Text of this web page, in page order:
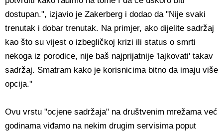
dostupan.", izjavio je Zakerberg i dodao da "Nije svaki
trenutak i dobar trenutak. Na primjer, ako dijelite sadržaj
kao što su vijest o izbegličkoj krizi ili status o smrti
nekoga iz porodice, nije baš najprijatnije 'lajkovati' takav
sadržaj. Smatram kako je korisnicima bitno da imaju više
opcija."
Ovu vrstu "ocjene sadržaja" na društvenim mrežama već
godinama viđamo na nekim drugim servisima poput